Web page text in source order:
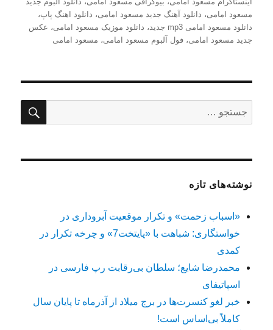
در
مسعود امامی، دانلود آهنگ جدید مسعود امامی، دانلود اهنگ پاپ،
دانلود مسعود امامی mp3 جدید
، دانلود موزیک مسعود امامی، عکس
جدید مسعود امامی،فول آلبوم مسعود امامی، مسعود امامی
برای:
نوشته‌های تازه
«اسباب زحمت» و تکرار موقعیت آبروداری در
خواستگاری: شباهت با «پایتخت7» و چرخه تکرار در
کمدی
محمدرضا شایع؛ سلطان بی‌رقابت رپ فارسی در
اسپاتیفای
خبر لغو کنسرت‌ها در برج میلاد از آذرماه تا پایان سال
کاملاً بی‌اساس است!